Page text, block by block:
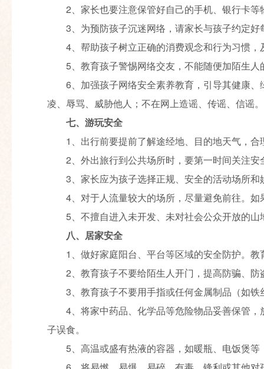
2、家长也要注意保管好自己的手机、银行卡
3、为预防孩子沉迷网络，请家长与孩子约定
4、帮助孩子树立正确的消费观念和行为习惯
5、教育孩子警惕网络交友，不能随便加陌生
6、加强孩子网络安全素养教育，引导其健康
凌、辱骂、威胁他人；不在网上造谣、传谣、信谣。
七、游玩安全
1、出行前要提前了解途经地、目的地天气，
2、外出旅行到公共场所时，要第一时间关注
3、家长应为孩子选择正规、安全的活动场所
4、对于人流量较大的场所，尽量避免前往。
5、不擅自进入未开发、未对社会公众开放的
八、居家安全
1、做好家庭阳台、平台等区域的安全防护。
2、教育孩子不要给陌生人开门，提高防骗、防
3、教育孩子不要用手指或任何金属制品（如
4、将家中药品、化学品等危险物品妥善保管
子误食。
5、高温或盛有热液的容器，如暖瓶、电饭煲